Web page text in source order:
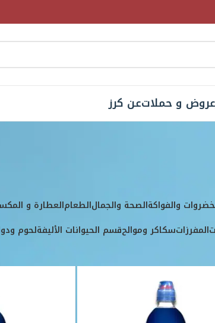
عروض و حملاتعن كرز
والفواكةالصحة والجمالالطعامالعطارة و
المفرزاتسكاكر وموالحقسم الحيوانات الأليفةلحوم